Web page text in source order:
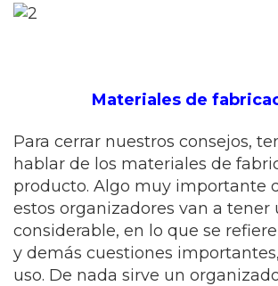
Materiales de
Para cerrar nuestros consejos,
hablar de los materiales de
producto. Algo muy importante
estos organizadores van a tener
considerable, en lo que se
y demás cuestiones
uso. De nada sirve un